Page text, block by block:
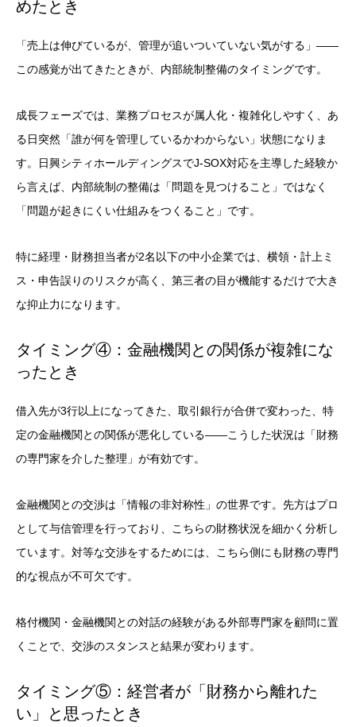
めたとき
「売上は伸びているが、管理が追いついていない気がする」——
この感覚が出てきたときが、内部統制整備のタイミングです。
成長フェーズでは、業務プロセスが属人化・複雑化しやすく、あ
る日突然「誰が何を管理しているかわからない」状態になりま
す。日興シティホールディングスでJ-SOX対応を主導した経験か
ら言えば、内部統制の整備は「問題を見つけること」ではなく
「問題が起きにくい仕組みをつくること」です。
特に経理・財務担当者が2名以下の中小企業では、横領・計上ミ
ス・申告誤りのリスクが高く、第三者の目が機能するだけで大き
な抑止力になります。
タイミング④：金融機関との関係が複雑にな
ったとき
借入先が3行以上になってきた、取引銀行が合併で変わった、特
定の金融機関との関係が悪化している——こうした状況は「財務
の専門家を介した整理」が有効です。
金融機関との交渉は「情報の非対称性」の世界です。先方はプロ
として与信管理を行っており、こちらの財務状況を細かく分析し
ています。対等な交渉をするためには、こちら側にも財務の専門
的な視点が不可欠です。
格付機関・金融機関との対話の経験がある外部専門家を顧問に置
くことで、交渉のスタンスと結果が変わります。
タイミング⑤：経営者が「財務から離れた
い」と思ったとき